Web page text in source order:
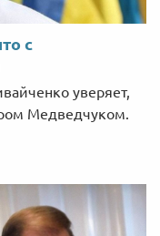
с
уверяет,
Медведчуком.